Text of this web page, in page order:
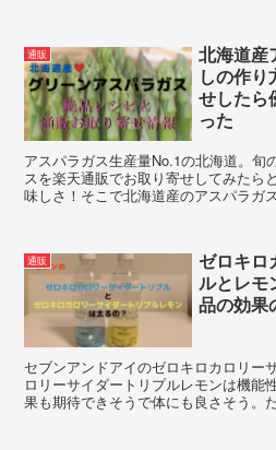
通販
北海道産
しの作
せしたら
った
アスパラガス生産量No.1の北海道。旬
スを楽天通販でお取り寄せしてみたら
味しさ！そこで北海道産のアスパラガ
通販
ゼロキロ
ルとレモ
品の効果
セブンアンドアイのゼロキロカロリー
ロリーサイダートリプルレモンは機能
果も期待できそうで体にも良さそう。